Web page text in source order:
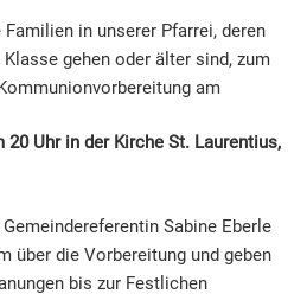
in unserer Pfarrei, deren
gehen oder älter sind, zum
am
Uhr in der Kirche St. Laurentius,
Sabine Eberle
über die Vorbereitung und geben
bis zur Festlichen